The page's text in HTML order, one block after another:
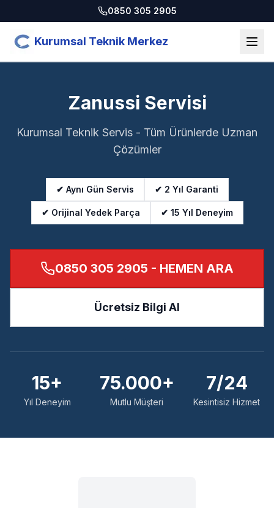
0850 305 2905
Kurumsal Teknik Merkez
Zanussi Servisi
Kurumsal Teknik Servis - Tüm Ürünlerde Uzman
Çözümler
✔ Aynı Gün Servis ✔ 2 Yıl Garanti
✔ Orijinal Yedek Parça ✔ 15 Yıl Deneyim
0850 305 2905 - HEMEN ARA
Ücretsiz Bilgi Al
15+
Yıl Deneyim
75.000+
Mutlu Müşteri
7/24
Kesintisiz Hizmet